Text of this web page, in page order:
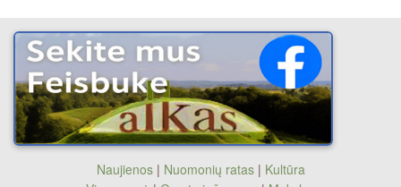
Naujienos| Nuomonių ratas| Kultūra